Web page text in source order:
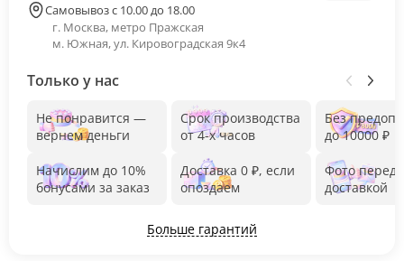
Самовывоз с 10.00 до 18.00
г. Москва, метро Пражская
м. Южная, ул. Кировоградская 9к4
Только у нас
Не понравится —
вернем деньги
Начислим до 10%
бонусами за заказ
Срок производства
от 4-х часов
Доставка 0 ₽, если
опоздаем
Без
до 10000 ₽
Фото перед
доставкой
Больше гарантий